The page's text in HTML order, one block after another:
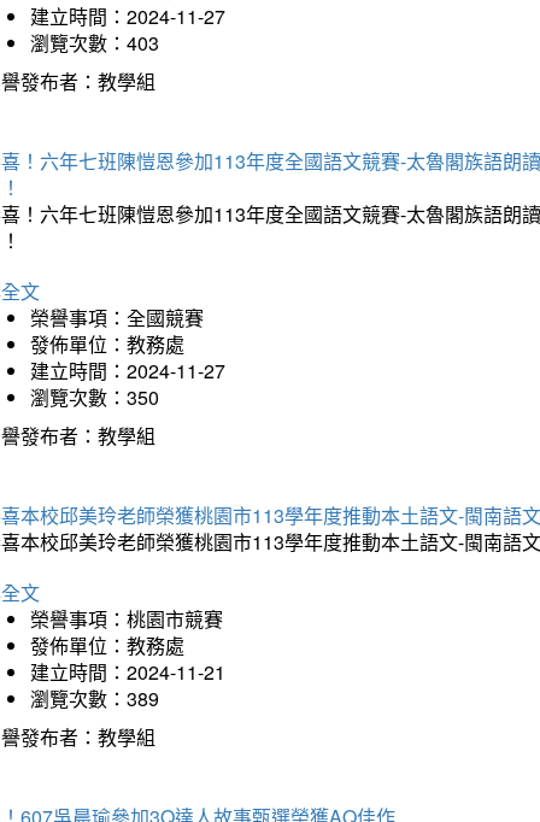
建立時間：2024-11-27
瀏覽次數：403
發布者：教學組
！六年七班陳愷恩參加113年度全國語文競賽-太魯閣族語朗
！六年七班陳愷恩參加113年度全國語文競賽-太魯閣族語朗
文
榮譽事項：全國競賽
發佈單位：教務處
建立時間：2024-11-27
瀏覽次數：350
發布者：教學組
本校邱美玲老師榮獲桃園市113學年度推動本土語文-閩南語
本校邱美玲老師榮獲桃園市113學年度推動本土語文-閩南語
文
榮譽事項：桃園市競賽
發佈單位：教務處
建立時間：2024-11-21
瀏覽次數：389
發布者：教學組